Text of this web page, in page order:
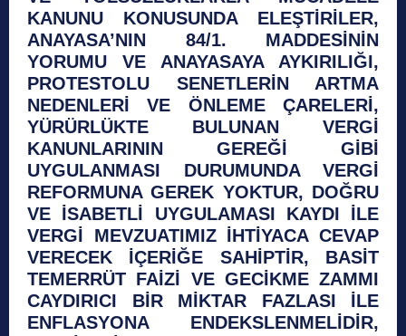
KANUNU KONUSUNDA ELEŞTİRİLER,
ANAYASA’NIN 84/1. MADDESİNİN
YORUMU VE ANAYASAYA AYKIRILIĞI,
PROTESTOLU SENETLERİN ARTMA
NEDENLERİ VE ÖNLEME ÇARELERİ,
YÜRÜRLÜKTE BULUNAN VERGİ
KANUNLARININ GEREĞİ GİBİ
UYGULANMASI DURUMUNDA VERGİ
REFORMUNA GEREK YOKTUR, DOĞRU
VE İSABETLİ UYGULAMASI KAYDI İLE
VERGİ MEVZUATIMIZ İHTİYACA CEVAP
VERECEK İÇERİĞE SAHİPTİR, BASİT
TEMERRÜT FAİZİ VE GECİKME ZAMMI
CAYDIRICI BİR MİKTAR FAZLASI İLE
ENFLASYONA ENDEKSLENMELİDİR,